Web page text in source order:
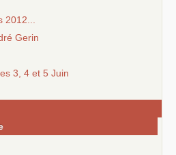
Gerin
3, 4 et 5 Juin